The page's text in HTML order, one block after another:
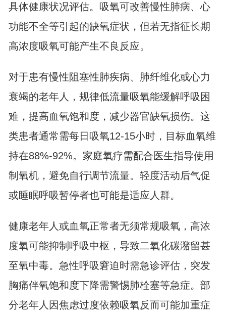
具体健康状况评估。吸氧可改善慢性肺病、心
功能不全等引起的缺氧症状，但若无指征长期
高浓度吸氧可能产生不良反应。
对于患有慢性阻塞性肺疾病、肺纤维化或心力
衰竭的老年人，规律低流量吸氧能缓解呼吸困
难，提高血氧饱和度，减少器官缺氧损伤。这
类患者通常需每日吸氧12-15小时，目标血氧维
持在88%-92%。家庭氧疗需配合医生指导使用
制氧机，避免自行调节流量。轻度活动后气促
或睡眠呼吸暂停者也可能是适应人群。
健康老年人或血氧正常者无须常规吸氧，高浓
度氧可能抑制呼吸中枢，导致二氧化碳潴留甚
至氧中毒。急性呼吸窘迫时需急诊评估，突发
胸痛伴氧饱和度下降需警惕肺栓塞等急症。部
分老年人因焦虑过度依赖吸氧反而可能加重症